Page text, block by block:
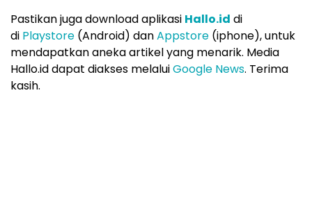
Pastikan juga download aplikasi Hallo.id di
di Playstore (Android) danAppstore (iphone), untuk
mendapatkan aneka artikel yang menarik. Media
Hallo.id dapat diakses melaluiGoogle News. Terima
kasih.